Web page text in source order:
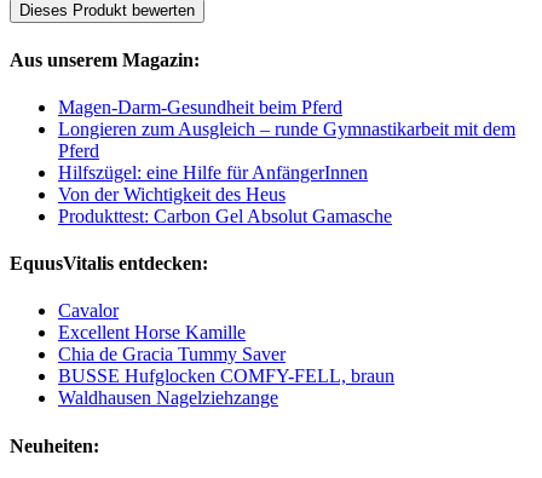
Dieses Produkt bewerten
Aus unserem Magazin:
Magen-Darm-Gesundheit beim Pferd
Longieren zum Ausgleich – runde Gymnastikarbeit mit dem
Pferd
Hilfszügel: eine Hilfe für AnfängerInnen
Von der Wichtigkeit des Heus
Produkttest: Carbon Gel Absolut Gamasche
EquusVitalis entdecken:
Cavalor
Excellent Horse Kamille
Chia de Gracia Tummy Saver
BUSSE Hufglocken COMFY-FELL, braun
Waldhausen Nagelziehzange
Neuheiten: